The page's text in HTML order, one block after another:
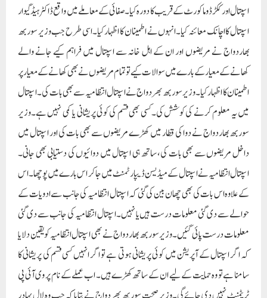
اسپتال اور ککڑڈوما کورٹ کے قریب کا دورہ کیا۔صفائی کے معاملے میں واقع ڈاکٹر ہیڈگیوار
اسپتال کا اچانک معائنہ کیا۔انہوں نے اطمینان کا اظہار کیا۔اسی طرح جب وزیر سوربھ
بھاردواج نے مریضوں اور ان کے اہل خانہ سے اسپتال میں فراہم کیے جانے والے
کھانے کے معیار کے بارے میں سوالات کیے تو تمام مریضوں نے بھی کھانے کے معیار پر
اطمینان کا اظہار کیا۔وزیر سوربھ بھردواج نے اسپتال انتظامیہ سے بھی بات کی۔ اسپتال
میں یہ معلوم کرنے کی کوشش کی۔کسی بھی قسم کی کوئی پریشانی یا کمی نہیں ہے۔وزیر
سوربھ بھاردواج نے دوا کی قطار میں کھڑے مریضوں سے بھی بات کی اور اسپتال میں
داخل مریضوں سے بھی بات کی، ساتھ ہی اسپتال میں دوائیوں کی دستیابی بھی جانی۔
اسپتال انتظامیہ نے اسپتال کے میڈیسن ڈیپارٹمنٹ میں جا کر اس بارے میں پوچھا۔اس
کے علاوہ اس بات کی بھی چھان بین کی گئی کہ اسپتال انتظامیہ کی جانب سے ادویات کے
حوالے سے دی گئی معلومات درست ہیں یا نہیں۔اسپتال انتظامیہ کی جانب سے دی گئی
معلومات درست پائی گئیں۔وزیر سوربھ بھاردواج نے بھی اسپتال انتظامیہ کو یقین دلایا
کہ اگر اسپتال کے آپریشن میں کوئی پریشانی ہوتی ہے تو اگر انہیں کسی قسم کی پریشانی کا
سامنا ہے تو وہ حمایت کے لیے ان کے ساتھ کھڑے ہیں۔ اب عملے کے نام پر وی آئی پی